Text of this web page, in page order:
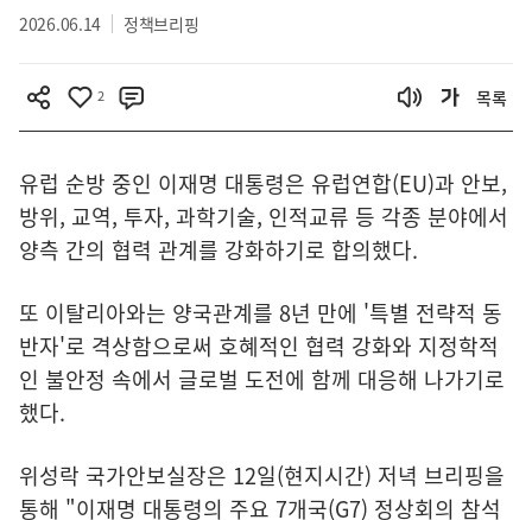
2026.06.14 정책브리핑
2 목록
유럽 순방 중인 이재명 대통령은 유럽연합(EU)과 안보,
방위, 교역, 투자, 과학기술, 인적교류 등 각종 분야에서
양측 간의 협력 관계를 강화하기로 합의했다.
또 이탈리아와는 양국관계를 8년 만에 '특별 전략적 동
반자'로 격상함으로써 호혜적인 협력 강화와 지정학적
인 불안정 속에서 글로벌 도전에 함께 대응해 나가기로
했다.
위성락 국가안보실장은 12일(현지시간) 저녁 브리핑을
통해 "이재명 대통령의 주요 7개국(G7) 정상회의 참석